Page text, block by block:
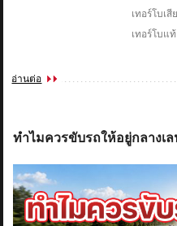
เทอร์โบเ
เทอร์โบแ
อ่านต่อ
ทำไมควรขับรถให้อยู่กลางเล